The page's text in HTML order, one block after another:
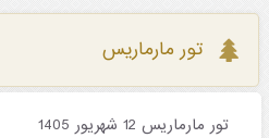
تور مارماریس
تور مارماریس 12 شهریور 1405